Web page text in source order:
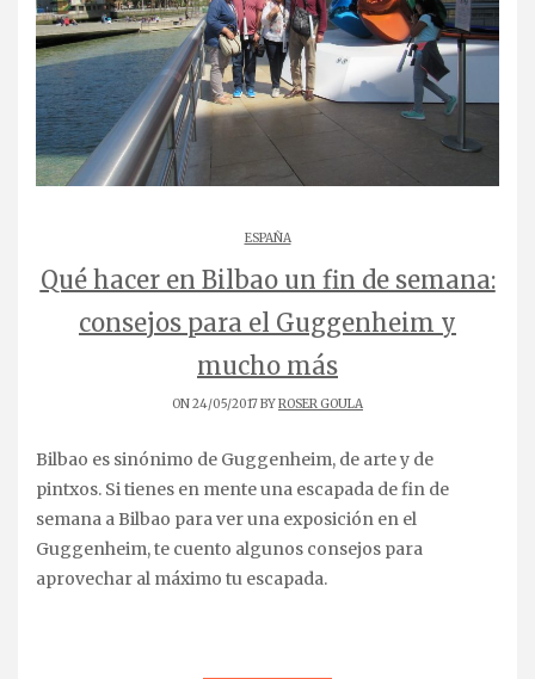
ESPAÑA
Qué hacer en Bilbao un fin de semana:
consejos para el Guggenheim y
mucho más
ON 24/05/2017 BYROSER GOULA
Bilbao es sinónimo de Guggenheim, de arte y de
pintxos. Si tienes en mente una escapada de fin de
semana a Bilbao para ver una exposición en el
Guggenheim, te cuento algunos consejos para
aprovechar al máximo tu escapada.